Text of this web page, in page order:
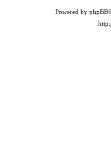
Powered by